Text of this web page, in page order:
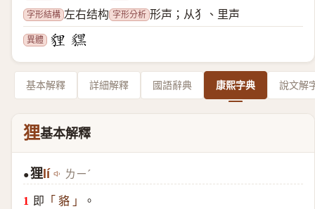
字形結構 左右结构 字形分析 形声；从犭、里声
異體
基本解釋 詳細解釋 國語辭典 康熙字典 說文解
狸基本解釋
●狸 lí ㄌㄧˊ
即 「 貉 」
。